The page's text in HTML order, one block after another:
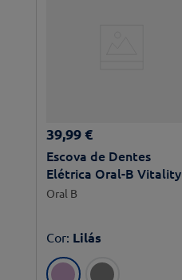
39,99 €
Escova de Dentes
Elétrica Oral-B Vitality
Pro
Oral B
Cor: Lilás